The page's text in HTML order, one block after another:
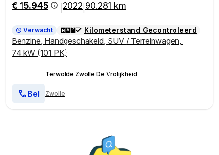
€ 15.945 2022 90.281 km
Verwacht Kilometerstand Gecontroleerd
Benzine, Handgeschakeld, SUV / Terreinwagen,
74 kW (101 PK)
Terwolde Zwolle De Vrolijkheid
Zwolle
Bel